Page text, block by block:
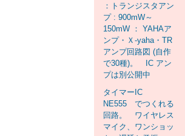
：トランジスタアン
プ : 900mW～
150mW ： YAHAア
ンプ・Ｘ-yaha・TR
アンプ回路図 (自作
で30種)。 IC アン
プは別公開中
タイマーIC
NE555 でつくれる
回路。 ワイヤレス
マイク、ワンショッ